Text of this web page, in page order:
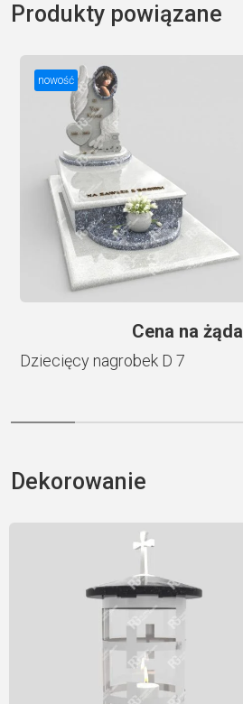
t
r
Produkty powiązane
nowość
Cena na
Dziecięcy nagrobek D 7
Dekorowanie